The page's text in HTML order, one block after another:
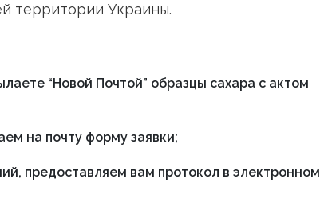
территории Украины.
“Новой Почтой” образцы сахара с актом
на почту форму заявки;
предоставляем вам протокол в электронном